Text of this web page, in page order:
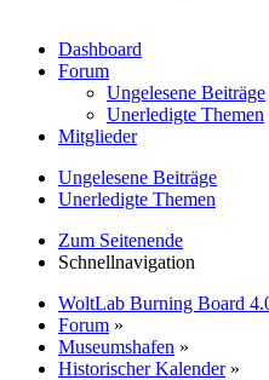
Dashboard
Forum
Ungelesene Beiträge
Unerledigte Themen
Mitglieder
Ungelesene Beiträge
Unerledigte Themen
Zum Seitenende
Schnellnavigation
WoltLab Burning Board
Forum »
Museumshafen »
Historischer Kalender »